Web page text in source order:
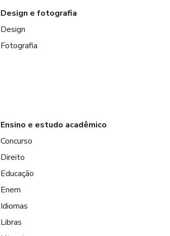
Design e fotografia
Design
Fotografia
Ensino e estudo acadêmico
Concurso
Direito
Educação
Enem
Idiomas
Libras